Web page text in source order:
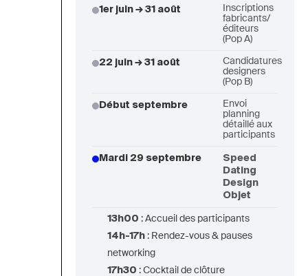
1er juin → 31 août
Inscriptions
fabricants/
éditeurs
(Pop A)
22 juin → 31 août
Candidatures
designers
(Pop B)
Début septembre
Envoi
planning
détaillé aux
participants
Mardi 29 septembre
Speed
Dating
Design
Objet
13h00 : Accueil des participants
14h-17h : Rendez-vous & pauses
networking
17h30 : Cocktail de clôture